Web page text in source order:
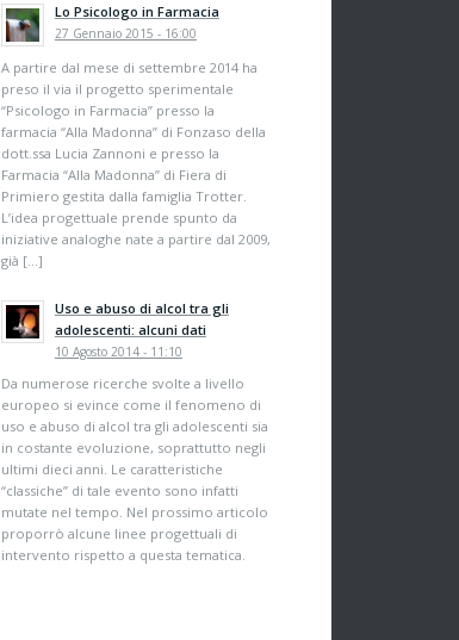
Lo Psicologo in Farmacia
27 Gennaio 2015 - 16:00
A partire dal mese di settembre 2014 ha
preso il via il progetto sperimentale
“Psicologo in Farmacia” presso la
farmacia “Alla Madonna” di Fonzaso della
dott.ssa Lucia Zannoni e presso la
Farmacia “Alla Madonna” di Fiera di
Primiero gestita dalla famiglia Trotter.
L’idea progettuale prende spunto da
iniziative analoghe nate a partire dal 2009,
già […]
Uso e abuso di alcol tra gli
adolescenti: alcuni dati
10 Agosto 2014 - 11:10
Da numerose ricerche svolte a livello
europeo si evince come il fenomeno di
uso e abuso di alcol tra gli adolescenti sia
in costante evoluzione, soprattutto negli
ultimi dieci anni. Le caratteristiche
“classiche” di tale evento sono infatti
mutate nel tempo. Nel prossimo articolo
proporrò alcune linee progettuali di
intervento rispetto a questa tematica.